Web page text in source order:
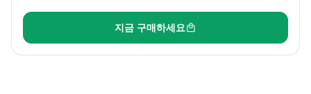
지금 구매하세요